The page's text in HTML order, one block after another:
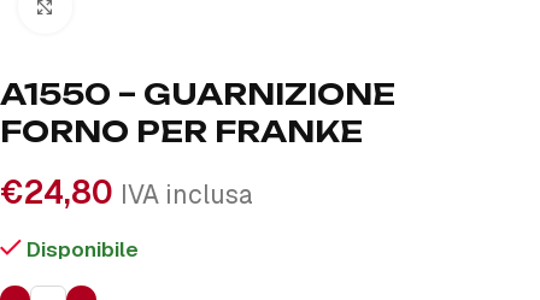
A1550 – GUARNIZIONE
FORNO PER FRANKE
€24,80 IVA inclusa
Disponibile